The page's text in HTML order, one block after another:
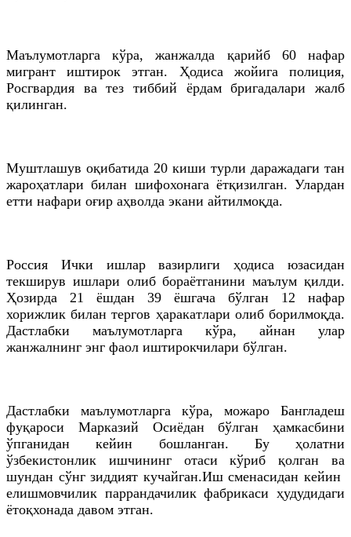
Маълумотларга кўра, жанжалда қарийб 60 нафар
мигрант иштирок этган. Ҳодиса жойига полиция,
Росгвардия ва тез тиббий ёрдам бригадалари жалб
қилинган.
Муштлашув оқибатида 20 киши турли даражадаги тан
жароҳатлари билан шифохонага ётқизилган. Улардан
етти нафари оғир аҳволда экани айтилмоқда.
Россия Ички ишлар вазирлиги ҳодиса юзасидан
текширув ишлари олиб бораётганини маълум қилди.
Ҳозирда 21 ёшдан 39 ёшгача бўлган 12 нафар
хорижлик билан тергов ҳаракатлари олиб борилмоқда.
Дастлабки маълумотларга кўра, айнан улар
жанжалнинг энг фаол иштирокчилари бўлган.
Дастлабки маълумотларга кўра, можаро Бангладеш
фуқароси Марказий Осиёдан бўлган ҳамкасбини
ўпганидан кейин бошланган. Бу ҳолатни
ўзбекистонлик ишчининг отаси кўриб қолган ва
шундан сўнг зиддият кучайган.Иш сменасидан кейин
елишмовчилик паррандачилик фабрикаси ҳудудидаги
ётоқхонада давом этган.